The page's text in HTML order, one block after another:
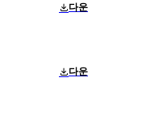
다운
다운